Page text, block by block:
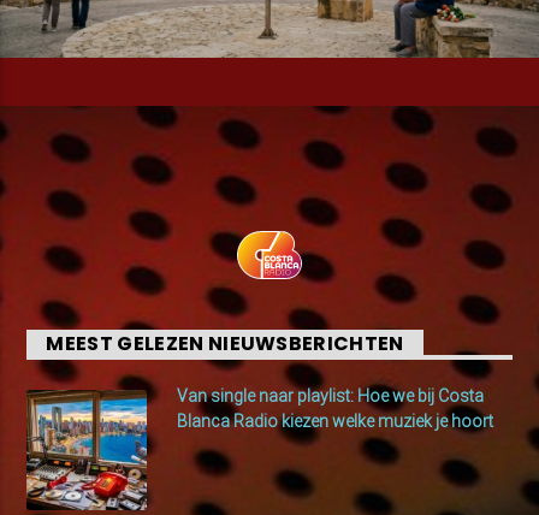
MEEST GELEZEN NIEUWSBERICHTEN
Van single naar playlist: Hoe we bij Costa
Blanca Radio kiezen welke muziek je hoort